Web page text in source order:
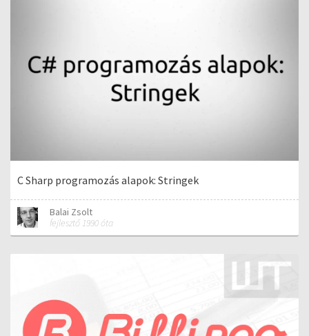
C Sharp programozás alapok: Stringek
Balai Zsolt
fejlesztő 1990 óta